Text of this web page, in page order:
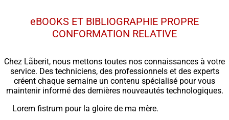
eBOOKS ET BIBLIOGRAPHIE PROPRE
CONFORMATION RELATIVE
Chez Lãberit, nous mettons toutes nos connaissances à votre
service. Des techniciens, des professionnels et des experts
créent chaque semaine un contenu spécialisé pour vous
maintenir informé des dernières nouveautés technologiques.
Lorem fistrum pour la gloire de ma mère.